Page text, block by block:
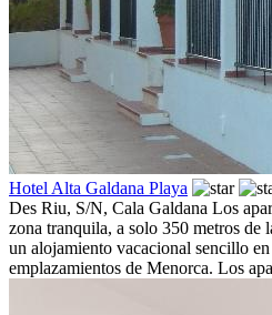
Hotel Alta Galdana Playa
Des Riu, S/N, Cala Galdana Los
zona tranquila, a solo 350 metros de
un alojamiento vacacional sencillo
emplazamientos de Menorca. Los